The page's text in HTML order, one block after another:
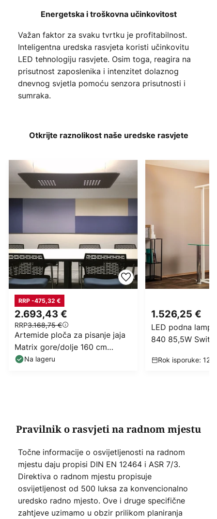
Energetska i troškovna učinkovitost
Važan faktor za svaku tvrtku je profitabilnost.
Inteligentna uredska rasvjeta koristi učinkovitu
LED tehnologiju rasvjete. Osim toga, reagira na
prisutnost zaposlenika i intenzitet dolaznog
dnevnog svjetla pomoću senzora prisutnosti i
sumraka.
Otkrijte raznolikost naše uredske rasvjete
2.693,43 €
RRP3.168,75 €
RRP -475,32 €
Artemide ploča za pisanje jaja
Matrix gore/dolje 160 cm
3.000K siva
Na lageru
1.526,25 €
LED podna
840 85,5W
Rok isporuke: 12
Pravilnik o rasvjeti na radnom mjestu
Točne informacije o osvijetljenosti na radnom
mjestu daju propisi DIN EN 12464 i ASR 7/3.
Direktiva o radnom mjestu propisuje
osvijetljenost od 500 luksa za konvencionalno
uredsko radno mjesto. Ove i druge specifične
zahtjeve uzimamo u obzir prilikom planiranja